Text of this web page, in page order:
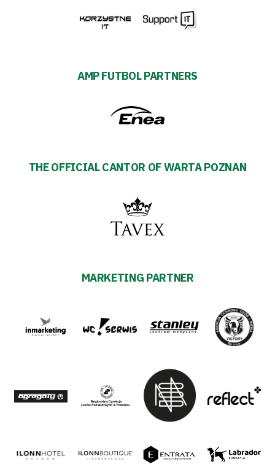
AMP FUTBOL PARTNERS
THE OFFICIAL CANTOR OF WARTA POZNAN
MARKETING PARTNER